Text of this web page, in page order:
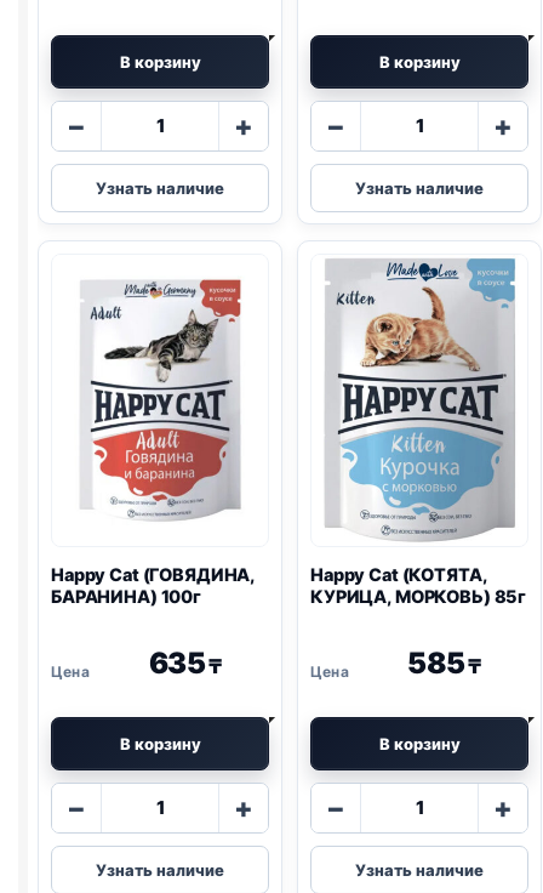
В корзину
−
Количество
Happy
Cat
(КОТЯТА,
85г
+
Узнать наличие
В корзину
−
Количество
Happy
Cat
(КУРИЦА)
85г
+
Узнать наличие
Happy Cat (ГОВЯДИНА,
БАРАНИНА) 100г
635₸
В корзину
−
Количество
Happy
Cat
+
Узнать наличие
Happy Cat (КОТЯТА,
КУРИЦА, МОРКОВЬ) 85г
585₸
В корзину
−
Количество
Happy
Cat
+
Узнать наличие